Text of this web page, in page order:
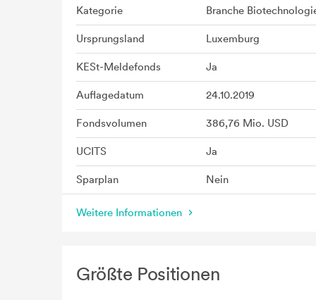
Kategorie Branche
Ursprungsland Luxemburg
KESt-Meldefonds Ja
Auflagedatum 24.10.2019
Fondsvolumen 386,76 Mio. USD
UCITS Ja
Sparplan Nein
Weitere Informationen
Größte Positionen